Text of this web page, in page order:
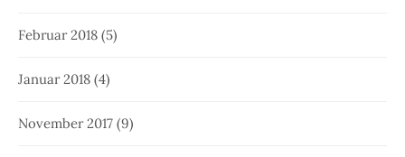
Februar 2018 (5)
Januar 2018 (4)
November 2017 (9)